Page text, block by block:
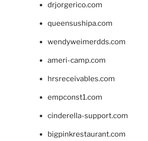
drjorgerico.com
queensushipa.com
wendyweimerdds.com
ameri-camp.com
hrsreceivables.com
empconst1.com
cinderella-support.com
bigpinkrestaurant.com